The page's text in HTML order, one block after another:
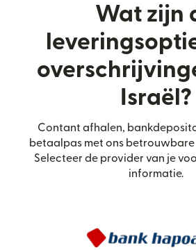
Wat zijn
Israël?
Contant afhalen,
betaalpas met ons betrouwbare
Selecteer de provider van je
informatie.